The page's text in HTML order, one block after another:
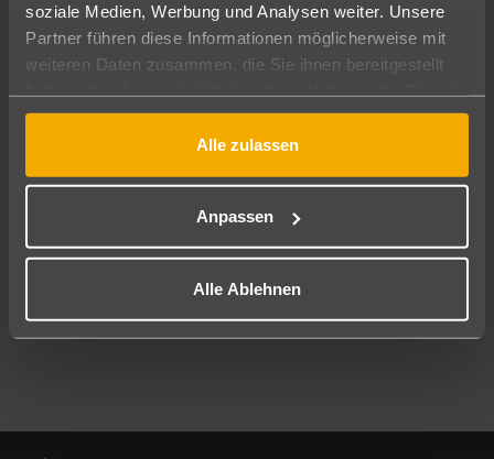
soziale Medien, Werbung und Analysen weiter. Unsere
Partner führen diese Informationen möglicherweise mit
weiteren Daten zusammen, die Sie ihnen bereitgestellt
gesammelt haben.
Alle zulassen
Anpassen
Alle Ablehnen
Abflughafen
Alle Abflughäfen
08.08.26–06.08.27 7-21 Nächte
Mehr Filter anzeigen